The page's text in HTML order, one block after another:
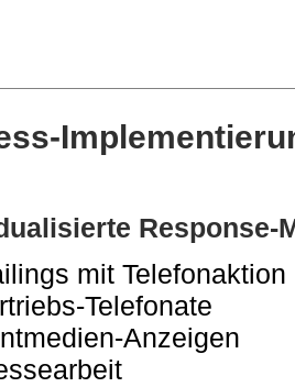
Response-
mit Telefonaktion
Telefonate
Anzeigen